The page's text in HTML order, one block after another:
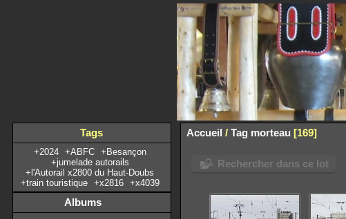
Tags
+2024 +ABFC
+Besançon
+jumelade autorails
+l'Autorail x2800 du Haut-Doubs
+train touristique
+x2816 +x4039
Albums
Accueil / Tag morteau 169
Rechercher dans ce lot